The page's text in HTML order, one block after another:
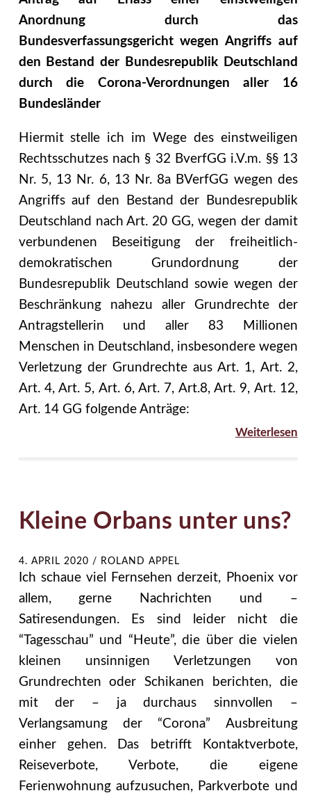
Anordnung durch das
Bundesverfassungsgericht wegen Angriffs auf
den Bestand der Bundesrepublik Deutschland
durch die Corona-Verordnungen aller 16
Bundesländer
Hiermit stelle ich im Wege des einstweiligen
Rechtsschutzes nach § 32 BverfGG i.V.m. §§ 13
Nr. 5, 13 Nr. 6, 13 Nr. 8a BVerfGG wegen des
Angriffs auf den Bestand der Bundesrepublik
Deutschland nach Art. 20 GG, wegen der damit
verbundenen Beseitigung der freiheitlich-
demokratischen Grundordnung der
Bundesrepublik Deutschland sowie wegen der
Beschränkung nahezu aller Grundrechte der
Antragstellerin und aller 83 Millionen
Menschen in Deutschland, insbesondere wegen
Verletzung der Grundrechte aus Art. 1, Art. 2,
Art. 4, Art. 5, Art. 6, Art. 7, Art.8, Art. 9, Art. 12,
Art. 14 GG folgende Anträge:
Weiterlesen
Kleine Orbans unter uns?
4. APRIL 2020 / ROLAND APPEL
Ich schaue viel Fernsehen derzeit, Phoenix vor
allem, gerne Nachrichten und –
Satiresendungen. Es sind leider nicht die
“Tagesschau” und “Heute”, die über die vielen
kleinen unsinnigen Verletzungen von
Grundrechten oder Schikanen berichten, die
mit der – ja durchaus sinnvollen –
Verlangsamung der “Corona” Ausbreitung
einher gehen. Das betrifft Kontaktverbote,
Reiseverbote, Verbote, die eigene
Ferienwohnung aufzusuchen, Parkverbote und